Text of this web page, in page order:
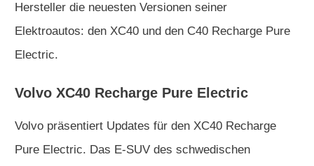
Hersteller die neuesten Versionen seiner
Elektroautos: den XC40 und den C40 Recharge Pure
Electric.
Volvo XC40 Recharge Pure Electric
Volvo präsentiert Updates für den XC40 Recharge
Pure Electric. Das E-SUV des schwedischen